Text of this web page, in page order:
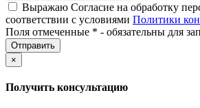
Выражаю Согласие на обработку
соответствии с условиями Политики
Поля отмеченные * - обязательны для
×
Получить консультацию